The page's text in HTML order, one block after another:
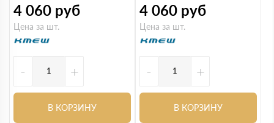
4 060 руб
Цена за шт.
- +
В КОРЗИНУ
4 060 руб
Цена за шт.
- +
В КОРЗИНУ